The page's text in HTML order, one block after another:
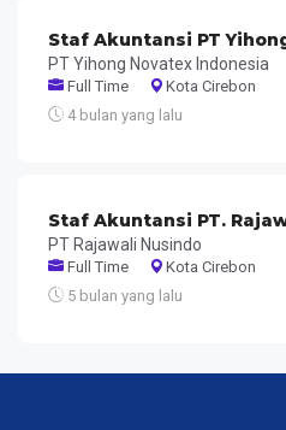
Staf Akuntansi PT
PT Yihong Novatex Indonesia
Full Time
Kota Cirebon
4 bulan yang lalu
Staf Akuntansi PT.
PT Rajawali Nusindo
Full Time
Kota Cirebon
5 bulan yang lalu